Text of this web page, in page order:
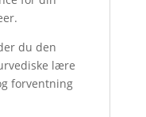
du den
lære
forventning